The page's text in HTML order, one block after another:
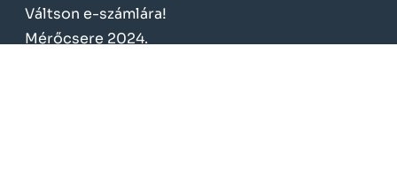
Váltson e-számlára!
Mérőcsere 2024.